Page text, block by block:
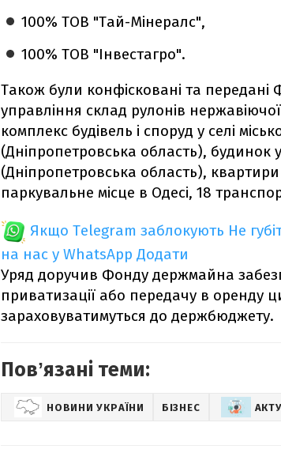
100% ТОВ "Тай-Мінералс"‎,
100% ТОВ "Інвестагро"‎.
Також були конфісковані та
управління склад рулонів
комплекс будівель і споруд у селі
(Дніпропетровська область), будинок
(Дніпропетровська область), квартири
паркувальне місце в Одесі, 18
Якщо Telegram заблокують Не
на нас у WhatsApp Додати
Уряд доручив Фонду держмайна
приватизації або передачу в оренду
зараховуватимуться до держбюджету.
Повʼязані теми:
НОВИНИ УКРАЇНИ БІЗНЕС